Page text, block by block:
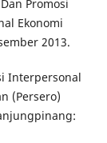
Promosi
Ekonomi
2013.
Interpersonal
(Persero)